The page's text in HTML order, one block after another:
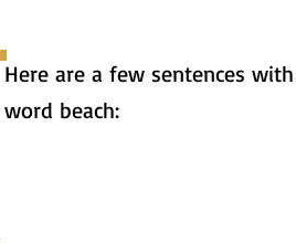
Here are a few sentences
word beach: